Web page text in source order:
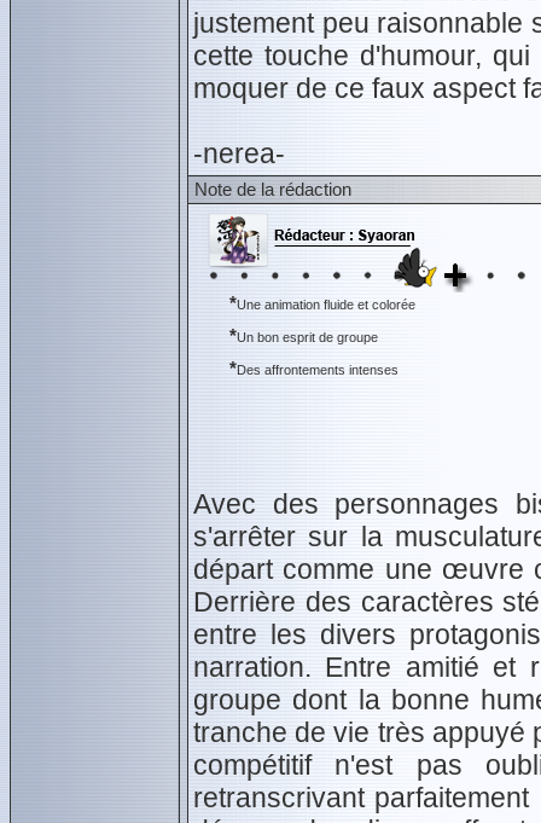
justement peu raisonnable
cette touche d'humour,
moquer de ce faux aspect
-nerea-
Note de la rédaction
*Une animation fluide et colorée
*Un bon esprit de groupe
*Des affrontements intenses
Avec des personnages
s'arrêter sur la
départ comme une œuvre
Derrière des caractères
entre les divers
narration. Entre amitié et
groupe dont la bonne
tranche de vie très appuyé
compétitif n'est pas
retranscrivant